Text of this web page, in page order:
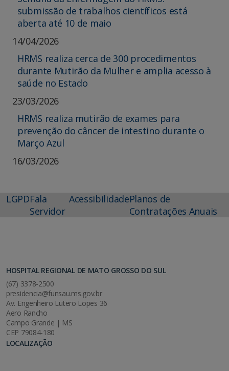
submissão de trabalhos científicos está
aberta até 10 de maio
14/04/2026
HRMS realiza cerca de 300 procedimentos
durante Mutirão da Mulher e amplia acesso à
saúde no Estado
23/03/2026
HRMS realiza mutirão de exames para
prevenção do câncer de intestino durante o
Março Azul
16/03/2026
LGPDFala
Servidor
AcessibilidadePlanos de
Contratações Anuais
HOSPITAL REGIONAL DE MATO GROSSO DO SUL
(67) 3378-2500
presidencia@funsau.ms.gov.br
Av. Engenheiro Lutero Lopes 36
Aero Rancho
Campo Grande | MS
CEP 79084-180
LOCALIZAÇÃO